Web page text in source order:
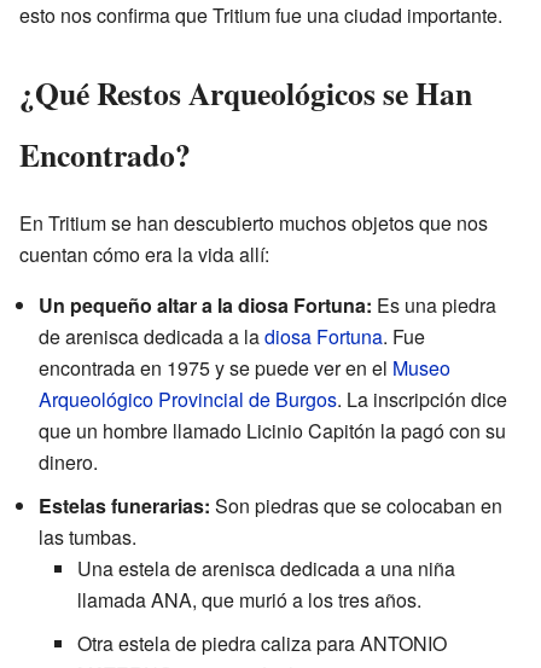
esto nos confirma que Tritium fue una ciudad importante.
¿Qué Restos Arqueológicos se Han
Encontrado?
En Tritium se han descubierto muchos objetos que nos
cuentan cómo era la vida allí:
Un pequeño altar a la diosa Fortuna: Es una piedra
de arenisca dedicada a ladiosa Fortuna. Fue
encontrada en 1975 y se puede ver en el Museo
Arqueológico Provincial de Burgos. La inscripción dice
que un hombre llamado Licinio Capitón la pagó con su
dinero.
Estelas funerarias: Son piedras que se colocaban en
las tumbas.
Una estela de arenisca dedicada a una niña
llamada ANA, que murió a los tres años.
Otra estela de piedra caliza para ANTONIO